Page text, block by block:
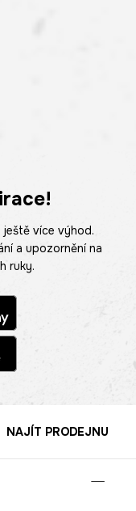
více výhod.
a upozornění na
ruky.
NAJÍT PRODEJNU